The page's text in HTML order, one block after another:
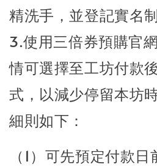
精洗手，並登記實名制
3.使用三倍券預購官
情可選擇至工坊付款
式，以減少停留本坊
細則如下：
（1）可先預定付款